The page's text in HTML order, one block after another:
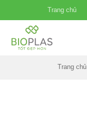
qua
dung
Trang chủ
Trang chủ